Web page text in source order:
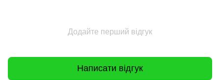
Додайте перший відгук
Написати відгук